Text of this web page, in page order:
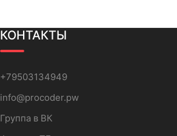
КОНТАКТЫ
+79503134949
info@procoder.pw
Группа в ВК